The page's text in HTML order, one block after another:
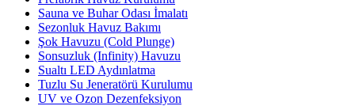
Sauna ve Buhar Odası İmalatı
Sezonluk Havuz Bakımı
Şok Havuzu (Cold Plunge)
Sonsuzluk (Infinity) Havuzu
Sualtı LED Aydınlatma
Tuzlu Su Jeneratörü Kurulumu
UV ve Ozon Dezenfeksiyon